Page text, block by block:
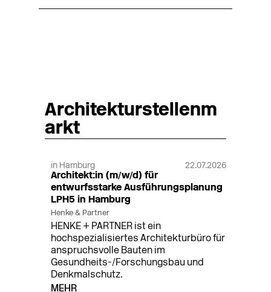
Architekturstellenm
arkt
in Hamburg 22.07.2026
Architekt:in (m/w/d) für
entwurfsstarke Ausführungsplanung
LPH5 in Hamburg
Henke & Partner
HENKE + PARTNER ist ein
hochspezialisiertes Architekturbüro für
anspruchsvolle Bauten im
Gesundheits-/Forschungsbau und
Denkmalschutz.
MEHR